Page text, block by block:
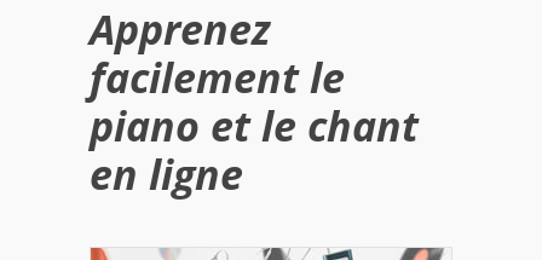
Apprenez
facilement le
piano et le chant
en ligne